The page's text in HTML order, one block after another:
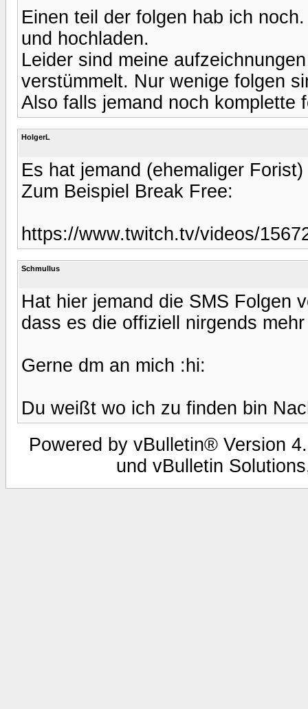
Einen teil der folgen hab ich
und hochladen.
Leider sind meine
verstümmelt. Nur wenige folgen
Also falls jemand noch komplette
HolgerL
Es hat jemand (ehemaliger
Zum Beispiel Break Free:
https://www.twitch.tv/videos/
Schmullus
Hat hier jemand die SMS Folgen
dass es die offiziell nirgends
Gerne dm an mich :hi:
Du weißt wo ich zu finden bin
Powered by vBulletin® Version
und vBulletin